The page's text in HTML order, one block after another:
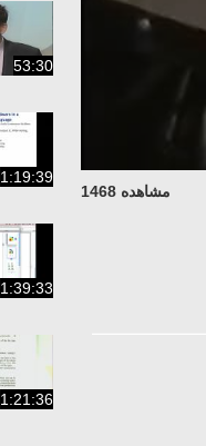
مشاهده 1468
53:30
1:19:39
1:39:33
1:21:36